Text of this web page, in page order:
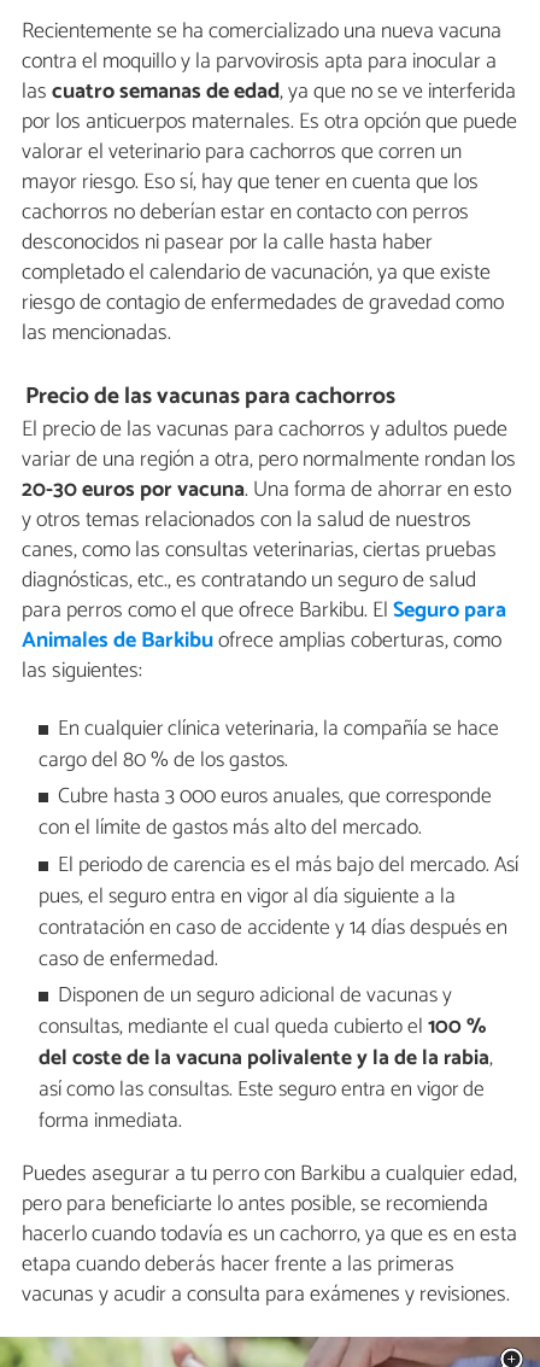
Recientemente se ha comercializado una nueva vacuna
contra el moquillo y la parvovirosis apta para inocular a
lascuatro semanas de edad, ya que no se ve interferida
por los anticuerpos maternales. Es otra opción que puede
valorar el veterinario para cachorros que corren un
mayor riesgo. Eso sí, hay que tener en cuenta que los
cachorros no deberían estar en contacto con perros
desconocidos ni pasear por la calle hasta haber
completado el calendario de vacunación, ya que existe
riesgo de contagio de enfermedades de gravedad como
las mencionadas.
Precio de las vacunas para cachorros
El precio de las vacunas para cachorros y adultos puede
variar de una región a otra, pero normalmente rondan los
20-30 euros por vacuna. Una forma de ahorrar en esto
y otros temas relacionados con la salud de nuestros
canes, como las consultas veterinarias, ciertas pruebas
diagnósticas, etc., es contratando un seguro de salud
para perros como el que ofrece Barkibu. ElSeguro para
Animales de Barkibuofrece amplias coberturas, como
las siguientes:
En cualquier clínica veterinaria, la compañía se hace
cargo del 80 % de los gastos.
Cubre hasta 3 000 euros anuales, que corresponde
con el límite de gastos más alto del mercado.
El periodo de carencia es el más bajo del mercado. Así
pues, el seguro entra en vigor al día siguiente a la
contratación en caso de accidente y 14 días después en
caso de enfermedad.
Disponen de un seguro adicional de vacunas y
consultas, mediante el cual queda cubierto el100 %
del coste de la vacuna polivalente y la de la rabia,
así como las consultas. Este seguro entra en vigor de
forma inmediata.
Puedes asegurar a tu perro con Barkibu a cualquier edad,
pero para beneficiarte lo antes posible, se recomienda
hacerlo cuando todavía es un cachorro, ya que es en esta
etapa cuando deberás hacer frente a las primeras
vacunas y acudir a consulta para exámenes y revisiones.